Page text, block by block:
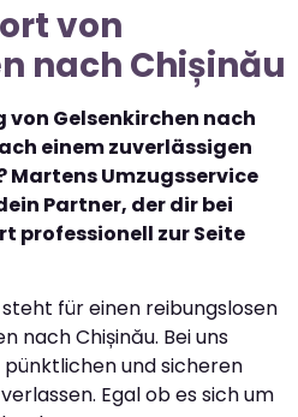
von
nach Chișinău
von Gelsenkirchen nach
einem zuverlässigen
Martens Umzugsservice
Partner, der dir bei
professionell zur Seite
für einen reibungslosen
nach Chișinău. Bei uns
und sicheren
Egal ob es sich um